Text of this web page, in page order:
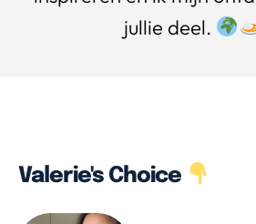
jullie deel.
Valerie's Choice